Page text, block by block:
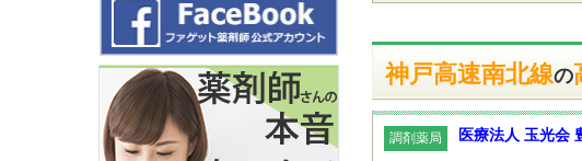
神戸高速南北線の
調剤薬局 医療法人 玉光会